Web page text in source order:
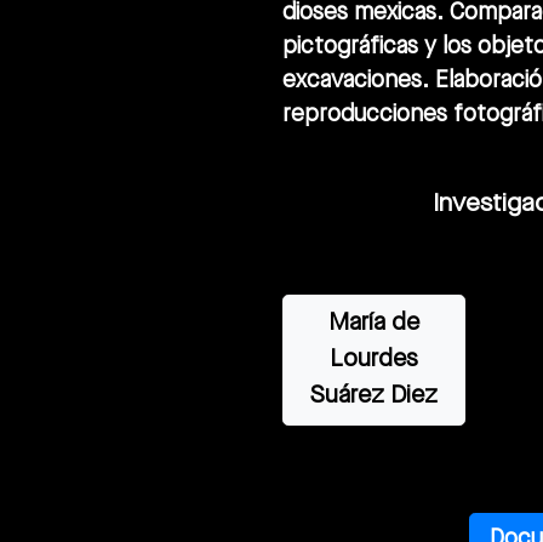
dioses mexicas.
pictográficas y los
excavaciones.
reproducciones
María de
Lourdes
Suárez Diez